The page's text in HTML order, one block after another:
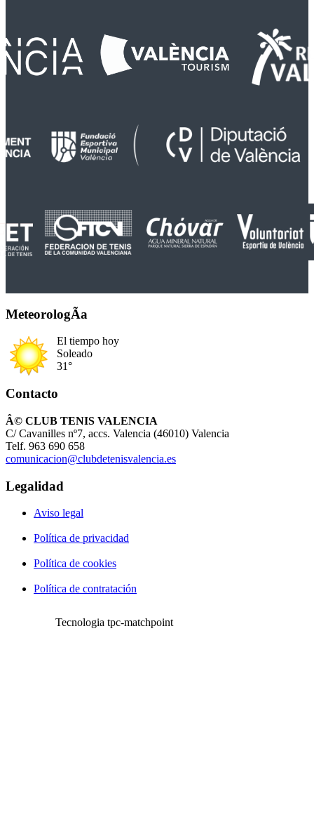
MeteorologÃ­a
El tiempo hoy
Soleado
31°
Contacto
Â© CLUB TENIS VALENCIA
C/ Cavanilles nº7, accs. Valencia (46010) Valencia
Telf. 963 690 658
comunicacion@clubdetenisvalencia.es
Legalidad
Aviso legal
Política de privacidad
Política de cookies
Política de contratación
Tecnologia tpc-matchpoint